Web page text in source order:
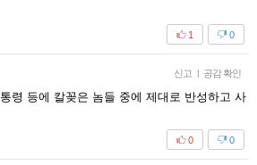
0
1
신고 | 공감 확인
령 등에 칼꽂은 놈들 중에 제대로 반성하고 사
0
0